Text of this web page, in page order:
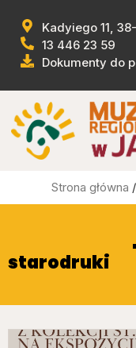
Kadyiego 11,
13 446 23 59
Dokumenty do
Strona główna
starodruki